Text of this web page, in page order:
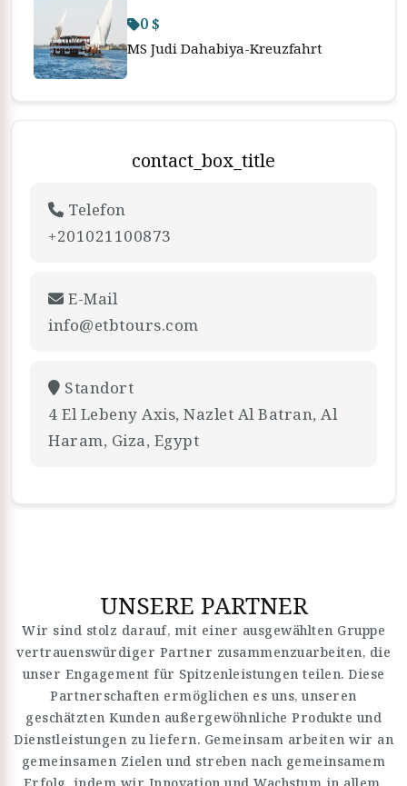
0 $
MS Judi Dahabiya-Kreuzfahrt
contact_box_title
Telefon
+201021100873
E-Mail
info@etbtours.com
Standort
4 El Lebeny Axis, Nazlet Al Batran, Al
Haram, Giza, Egypt
UNSERE PARTNER
Wir sind stolz darauf, mit einer ausgewählten Gruppe
vertrauenswürdiger Partner zusammenzuarbeiten, die
unser Engagement für Spitzenleistungen teilen. Diese
Partnerschaften ermöglichen es uns, unseren
geschätzten Kunden außergewöhnliche Produkte und
Dienstleistungen zu liefern. Gemeinsam arbeiten wir an
gemeinsamen Zielen und streben nach gemeinsamem